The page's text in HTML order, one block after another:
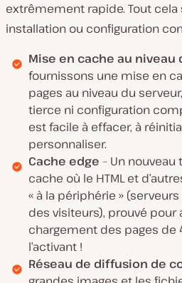
extrêmement rapide. Tout cela
installation ou configuration
Mise en cache au niveau
fournissons une mise en
pages au niveau du
tierce ni configuration
est facile à effacer, à
personnaliser.
Cache edge – Un
cache où le HTML et
« à la périphérie »
des visiteurs), prouvé pour
chargement des pages de
l’activant !
Réseau de diffusion de